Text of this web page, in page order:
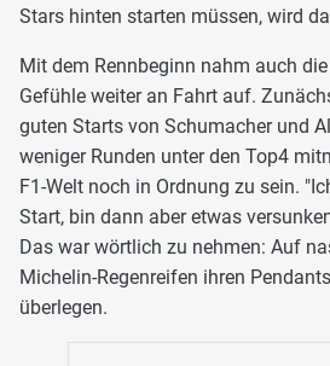
Stars hinten starten müssen, wird
Mit dem Rennbeginn nahm auch
Gefühle weiter an Fahrt auf.
guten Starts von Schumacher und
weniger Runden unter den Top4
F1-Welt noch in Ordnung zu sein.
Start, bin dann aber etwas
Das war wörtlich zu nehmen: Auf
Michelin-Regenreifen ihren
überlegen.